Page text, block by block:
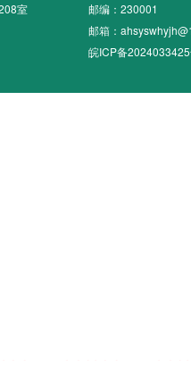
室
邮编：230001
邮箱：
皖ICP备